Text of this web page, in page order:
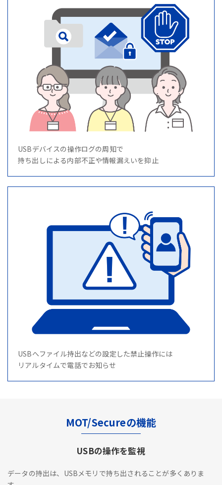
USBデバイスの操作ログの周知で
持ち出しによる内部不正や情報漏えいを抑止
USBへファイル持出などの設定した禁止操作には
リアルタイムで電話でお知らせ
MOT/Secureの機能
USBの操作を監視
データの持出は、USBメモリで持ち出されることが多くありま